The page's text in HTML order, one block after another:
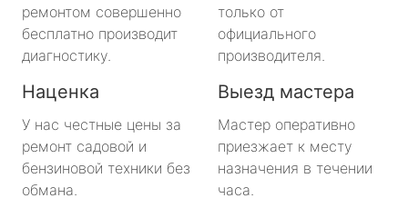
ремонтом совершенно
бесплатно производит
диагностику.
только от
официального
производителя.
Наценка
У нас честные цены за
ремонт садовой и
бензиновой техники без
обмана.
Выезд мастера
Мастер оперативно
приезжает к месту
назначения в течении
часа.